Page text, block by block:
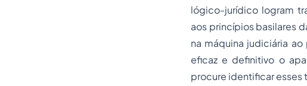
lógico-jurídico logram
aos princípios basilares
na máquina judiciária
eficaz e definitivo o
procure identificar esses